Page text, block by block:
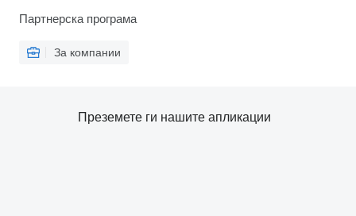
Партнерска програма
За компании
Преземете ги нашите апликации